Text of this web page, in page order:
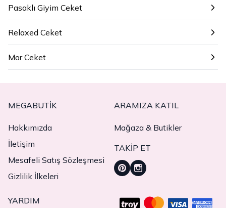
Pasaklı Giyim Ceket
Relaxed Ceket
Mor Ceket
MEGABUTIK
Hakkımızda
İletişim
Mesafeli Satış Sözleşmesi
Gizlilik İlkeleri
ARAMIZA KATIL
Mağaza & Butikler
TAKIP ET
YARDIM